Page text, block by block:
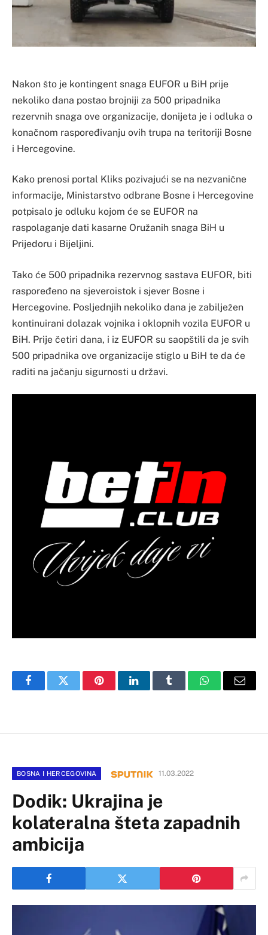
Nakon što je kontingent snaga EUFOR u BiH prije
nekoliko dana postao brojniji za 500 pripadnika
rezervnih snaga ove organizacije, donijeta je i odluka o
konačnom raspoređivanju ovih trupa na teritoriji Bosne
i Hercegovine.
Kako prenosi portal Kliks pozivajući se na nezvanične
informacije, Ministarstvo odbrane Bosne i Hercegovine
potpisalo je odluku kojom će se EUFOR na
raspolaganje dati kasarne Oružanih snaga BiH u
Prijedoru i Bijeljini.
Tako će 500 pripadnika rezervnog sastava EUFOR, biti
raspoređeno na sjeveroistok i sjever Bosne i
Hercegovine. Posljednjih nekoliko dana je zabilježen
kontinuirani dolazak vojnika i oklopnih vozila EUFOR u
BiH. Prije četiri dana, i iz EUFOR su saopštili da je svih
500 pripadnika ove organizacije stiglo u BiH te da će
raditi na jačanju sigurnosti u državi.
FacebookTwitter PinterestLinkedInTumblr WhatsAppEmail
BOSNA I HERCEGOVINA 11.03.2022
Dodik: Ukrajina je
kolateralna šteta zapadnih
ambicija